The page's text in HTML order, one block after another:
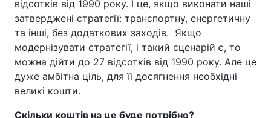
відсотків від 1990 року. І це, якщо виконати наші
затверджені стратегії: транспортну, енергетичну
та інші, без додаткових заходів. Якщо
модернізувати стратегії, і такий сценарій є, то
можна дійти до 27 відсотків від 1990 року. Але це
дуже амбітна ціль, для її досягнення необхідні
великі кошти.
Скільки коштів на це буде потрібно?